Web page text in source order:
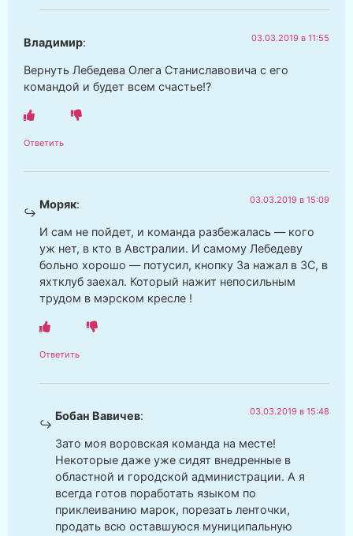
Владимир: 03.03.2019 в 11:55
Вернуть Лебедева Олега Станиславовича с его
командой и будет всем счастье!?
Ответить
Моряк: 03.03.2019 в 15:09
И сам не пойдет, и команда разбежалась — кого
уж нет, в кто в Австралии. И самому Лебедеву
больно хорошо — потусил, кнопку За нажал в ЗС, в
яхтклуб заехал. Который нажит непосильным
трудом в мэрском кресле !
Ответить
Бобан Вавичев: 03.03.2019 в 15:48
Зато моя воровская команда на месте!
Некоторые даже уже сидят внедренные в
областной и городской администрации. А я
всегда готов поработать языком по
приклеиванию марок, порезать ленточки,
продать всю оставшуюся муниципальную